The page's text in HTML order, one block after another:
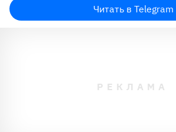
Читать в Telegram